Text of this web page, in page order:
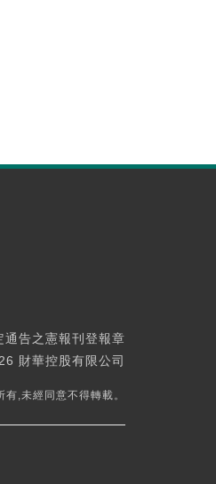
告之憲報刊登報章
財華控股有限公司
,未經同意不得轉載。